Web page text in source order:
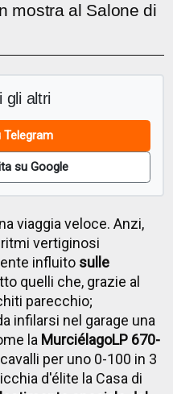
mostra al Salone di
gli altri
Telegram
su Google
viaggia veloce. Anzi,
vertiginosi
influito sulle
quelli che, grazie al
parecchio;
infilarsi nel garage una
la MurciélagoLP 670-
per uno 0-100 in 3
d'élite la Casa di